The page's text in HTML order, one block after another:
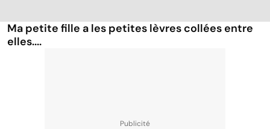
Ma petite fille a les petites lèvres collées entre
elles....